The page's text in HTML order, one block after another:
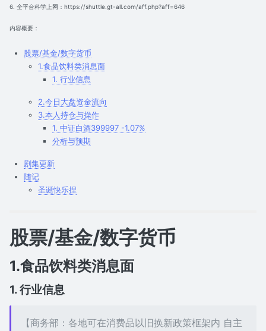
6. 全平台科学上网：https://shuttle.gt-all.com/aff.php?aff=646
内容概要：
股票/基金/数字货币
1.食品饮料类消息面
1. 行业信息
2.今日大盘资金流向
3.本人持仓与操作
1. 中证白酒399997 -1.07%
分析与预期
剧集更新
随记
圣诞快乐捏
股票/基金/数字货币
1.食品饮料类消息面
1. 行业信息
【商务部：各地可在消费品以旧换新政策框架内 自主